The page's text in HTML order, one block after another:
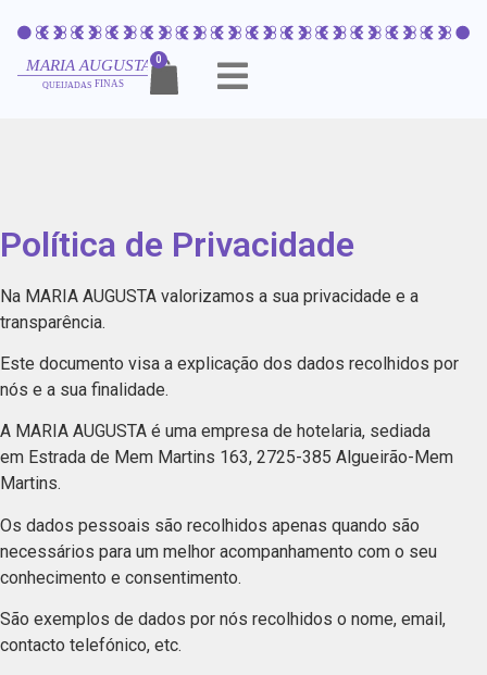
0
Política de Privacidade
Na MARIA AUGUSTA valorizamos a sua privacidade e a
transparência.
Este documento visa a explicação dos dados recolhidos por
nós e a sua finalidade.
A MARIA AUGUSTA é uma empresa de hotelaria, sediada
em Estrada de Mem Martins 163, 2725-385 Algueirão-Mem
Martins.
Os dados pessoais são recolhidos apenas quando são
necessários para um melhor acompanhamento com o seu
conhecimento e consentimento.
São exemplos de dados por nós recolhidos o nome, email,
contacto telefónico, etc.